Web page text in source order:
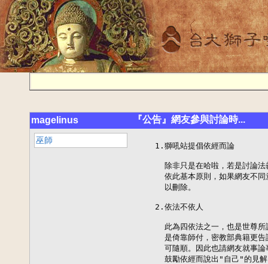
magelinus 『公告』網友參與討論時...
巫師
    1.獅吼站提倡依經而論
除非只是在哈啦，若是討論法
依此基本原則，如果網友不同
      以刪除。
    2.依法不依人
此為四依法之一，也是世尊所
是倚靠師付，密教部典籍更告
可隨順。因此也請網友就事論
鼓勵依經而說出"自己"的見解